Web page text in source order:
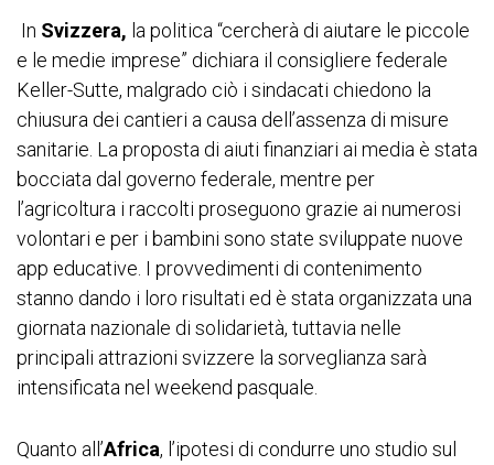
In Svizzera, la politica “cercherà di aiutare le piccole
e le medie imprese” dichiara il consigliere federale
Keller-Sutte, malgrado ciò i sindacati chiedono la
chiusura dei cantieri a causa dell’assenza di misure
sanitarie. La proposta di aiuti finanziari ai media è stata
bocciata dal governo federale, mentre per
l’agricoltura i raccolti proseguono grazie ai numerosi
volontari e per i bambini sono state sviluppate nuove
app educative. I provvedimenti di contenimento
stanno dando i loro risultati ed è stata organizzata una
giornata nazionale di solidarietà, tuttavia nelle
principali attrazioni svizzere la sorveglianza sarà
intensificata nel weekend pasquale.
Quanto all’Africa, l’ipotesi di condurre uno studio sul